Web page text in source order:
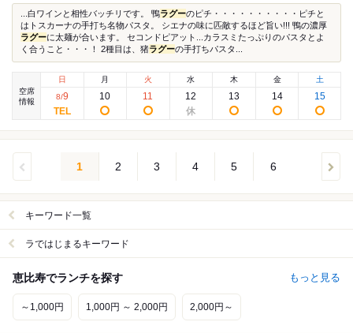
...白ワインと相性バッチリです。 鴨ラグーのピチ・・・・・・・・・・ピチと
はトスカーナの手打ち名物パスタ。 シエナの味に匹敵するほど旨い!!! 鴨の濃厚
ラグーに太麺が合います。 セコンドピアット...カラスミたっぷりのパスタとよ
く合うこと・・・！ 2種目は、猪ラグーの手打ちパスタ...
空席
情報
日
8/9
月
10
火
11
水
12
木
13
金
14
土
15
1 2 3 4 5 6
キーワード一覧
ラではじまるキーワード
恵比寿でランチを探す もっと見る
～1,000円 1,000円 ～ 2,000円 2,000円～